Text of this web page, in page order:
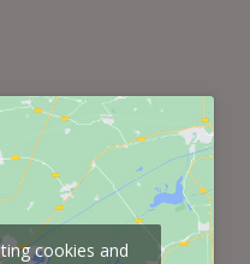
cookies and